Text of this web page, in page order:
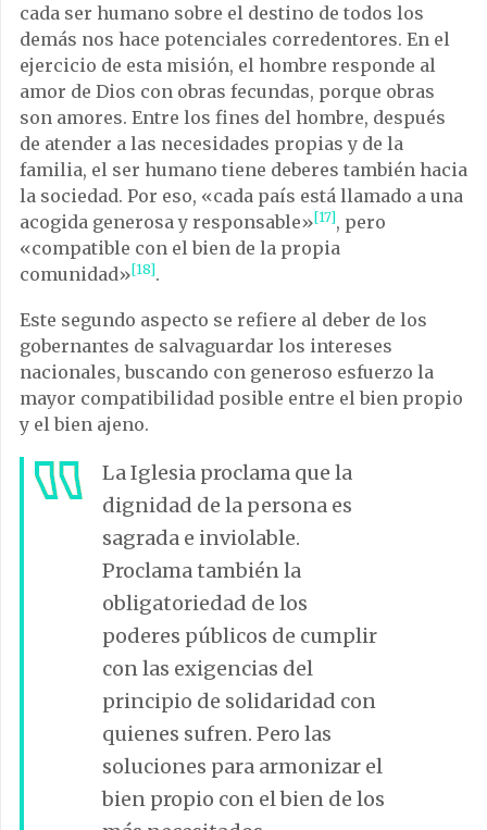
cada ser humano sobre el destino de todos los
demás nos hace potenciales corredentores. En el
ejercicio de esta misión, el hombre responde al
amor de Dios con obras fecundas, porque obras
son amores. Entre los fines del hombre, después
de atender a las necesidades propias y de la
familia, el ser humano tiene deberes también hacia
la sociedad. Por eso, «cada país está llamado a una
acogida generosa y responsable»[17], pero
«compatible con el bien de la propia
comunidad»[18].
Este segundo aspecto se refiere al deber de los
gobernantes de salvaguardar los intereses
nacionales, buscando con generoso esfuerzo la
mayor compatibilidad posible entre el bien propio
y el bien ajeno.
La Iglesia proclama que la
dignidad de la persona es
sagrada e inviolable.
Proclama también la
obligatoriedad de los
poderes públicos de cumplir
con las exigencias del
principio de solidaridad con
quienes sufren. Pero las
soluciones para armonizar el
bien propio con el bien de los